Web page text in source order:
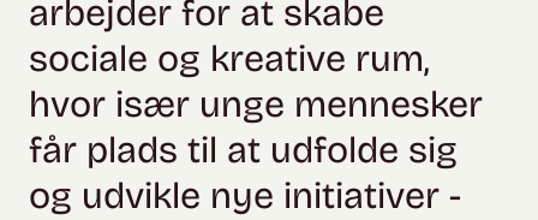
arbejder for at skabe
sociale og kreative rum,
hvor især unge mennesker
får plads til at udfolde sig
og udvikle nye initiativer -